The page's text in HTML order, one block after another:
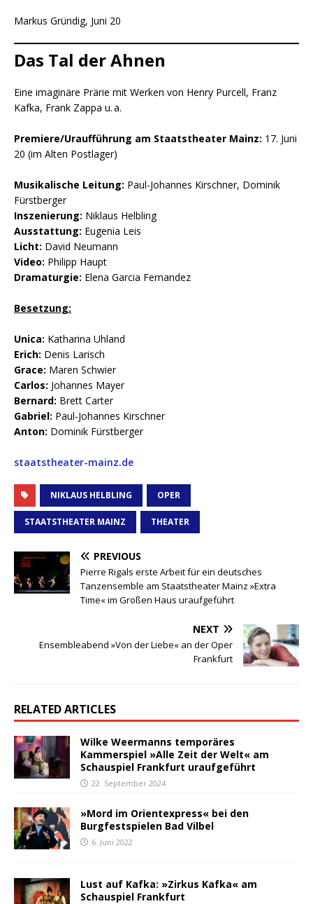
Markus Gründig, Juni 20
Das Tal der Ahnen
Eine imaginäre Prärie mit Werken von Henry Purcell, Franz
Kafka, Frank Zappa u. a.
Premiere/Uraufführung am Staatstheater Mainz: 17. Juni
20 (im Alten Postlager)
Musikalische Leitung: Paul-Johannes Kirschner, Dominik
Fürstberger
Inszenierung: Niklaus Helbling
Ausstattung: Eugenia Leis
Licht: David Neumann
Video: Philipp Haupt
Dramaturgie: Elena Garcia Fernandez
Besetzung:
Unica: Katharina Uhland
Erich: Denis Larisch
Grace: Maren Schwier
Carlos: Johannes Mayer
Bernard: Brett Carter
Gabriel: Paul-Johannes Kirschner
Anton: Dominik Fürstberger
staatstheater-mainz.de
NIKLAUS HELBLING OPER
STAATSTHEATER MAINZ THEATER
PREVIOUS
Pierre Rigals erste Arbeit für ein deutsches
Tanzensemble am Staatstheater Mainz »Extra
Time« im Großen Haus uraufgeführt
NEXT
Ensembleabend »Von der Liebe« an der Oper
Frankfurt
RELATED ARTICLES
Wilke Weermanns temporäres
Kammerspiel »Alle Zeit der Welt« am
Schauspiel Frankfurt uraufgeführt
22. September 2024
»Mord im Orientexpress« bei den
Burgfestspielen Bad Vilbel
6. Juni 2022
Lust auf Kafka: »Zirkus Kafka« am
Schauspiel Frankfurt